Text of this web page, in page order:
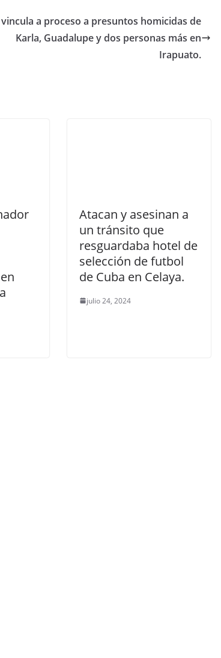
vincula a proceso a presuntos homicidas de
Karla, Guadalupe y dos personas más en
Irapuato.
Atacan y asesinan a
un tránsito que
resguardaba hotel de
selección de futbol
de Cuba en Celaya.
julio 24, 2024